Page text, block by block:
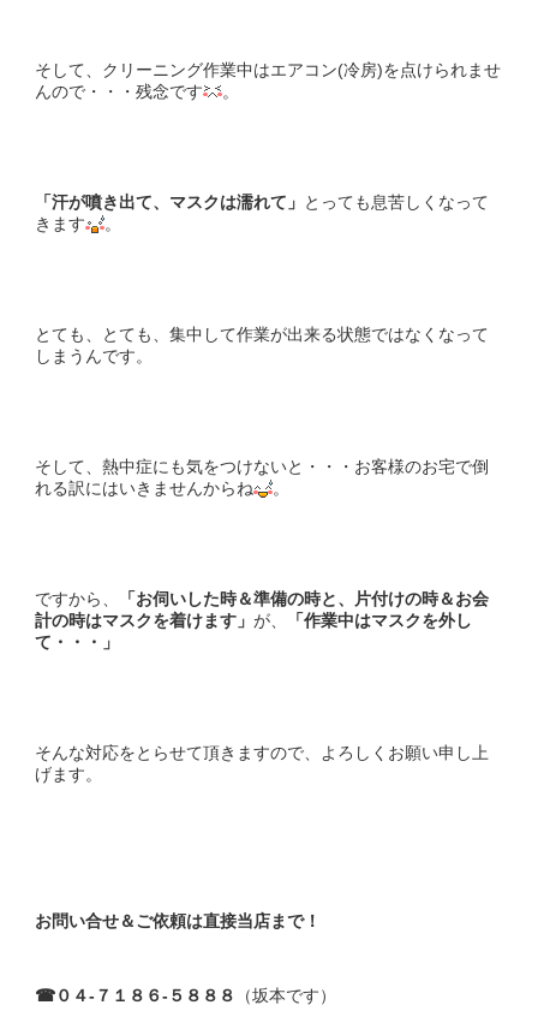
そして、クリーニング作業中はエアコン(冷房)を点けられませ
んので・・・残念です
。
「汗が噴き出て、マスクは濡れて」 とっても息苦しくなって
きます
。
とても、とても、集中して作業が出来る状態ではなくなって
しまうんです。
そして、熱中症にも気をつけないと・・・お客様のお宅で倒
れる訳にはいきませんからね
。
ですから、
「お伺いした時＆準備の時と、片付けの時＆お会
計の時はマスクを着けます」 が、 「作業中はマスクを外し
て・・・」
そんな対応をとらせて頂きますので、よろしくお願い申し上
げます。
お問い合せ＆ご依頼は直接当店まで！
☎０４-７１８６-５８８８ （坂本です）